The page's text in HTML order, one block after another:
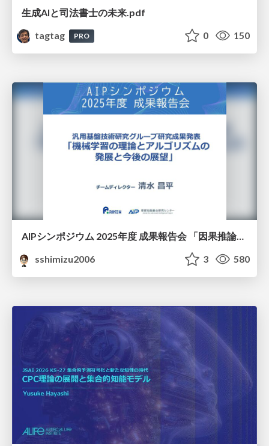
生成AIと司法書士の未来.pdf
tagtag
PRO 0 150
AIPシンポジウム 2025年度 成果報告会 「因果推論チーム」
sshimizu2006
3 580